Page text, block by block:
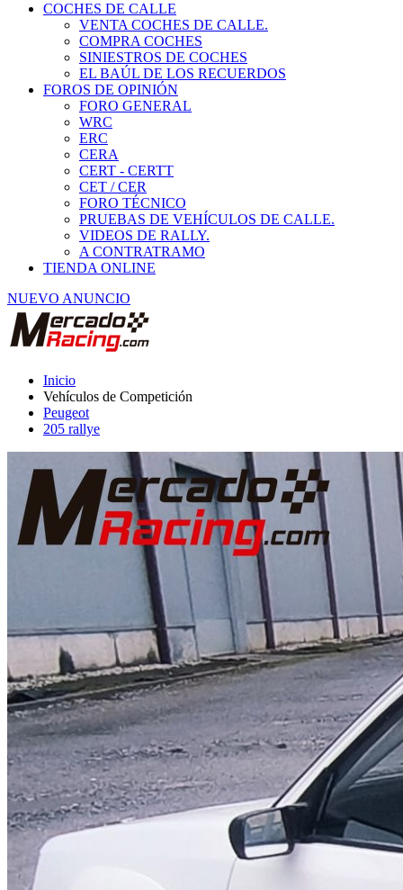
COCHES DE CALLE
VENTA COCHES DE CALLE.
COMPRA COCHES
SINIESTROS DE COCHES
EL BAÚL DE LOS RECUERDOS
FOROS DE OPINIÓN
FORO GENERAL
WRC
ERC
CERA
CERT - CERTT
CET / CER
FORO TÉCNICO
PRUEBAS DE VEHÍCULOS DE CALLE.
VIDEOS DE RALLY.
A CONTRATRAMO
TIENDA ONLINE
NUEVO ANUNCIO
Inicio
Vehículos de Competición
Peugeot
205 rallye